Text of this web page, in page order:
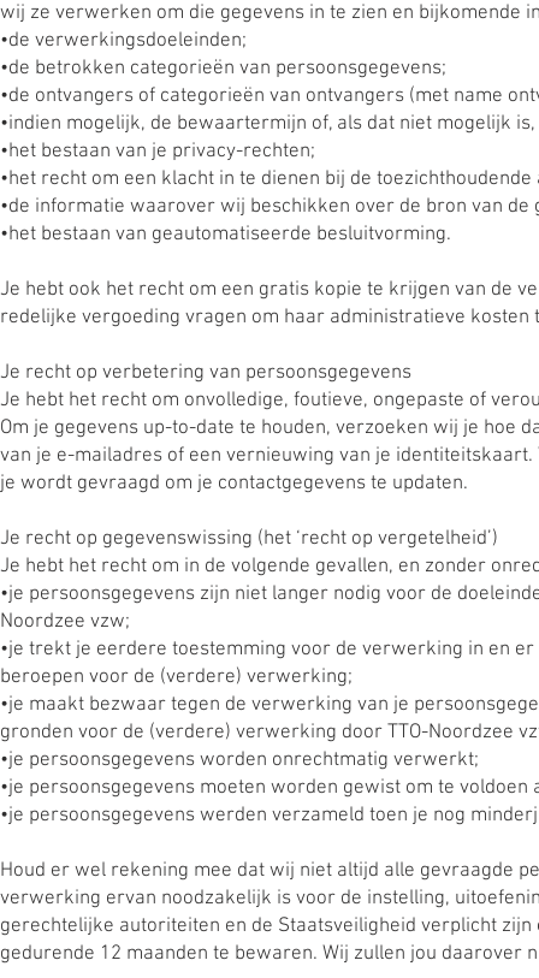
wij ze verwerken om die gegevens in te zien en bijkomende
•de verwerkingsdoeleinden;
•de betrokken categorieën van persoonsgegevens;
•de ontvangers of categorieën van ontvangers (met name
•indien mogelijk, de bewaartermijn of, als dat niet mogelijk
•het bestaan van je privacy-rechten;
•het recht om een klacht in te dienen bij de
•de informatie waarover wij beschikken over de bron van
•het bestaan van geautomatiseerde besluitvorming.
Je hebt ook het recht om een gratis kopie te krijgen van de
redelijke vergoeding vragen om haar administratieve
Je recht op verbetering van persoonsgegevens
Je hebt het recht om onvolledige, foutieve, ongepaste of
Om je gegevens up-to-date te houden, verzoeken wij je hoe
van je e-mailadres of een vernieuwing van je
je wordt gevraagd om je contactgegevens te updaten.
Je recht op gegevenswissing (het ‘recht op vergetelheid’)
Je hebt het recht om in de volgende gevallen, en zonder
•je persoonsgegevens zijn niet langer nodig voor de
Noordzee vzw;
•je trekt je eerdere toestemming voor de verwerking in en
beroepen voor de (verdere) verwerking;
•je maakt bezwaar tegen de verwerking van je
gronden voor de (verdere) verwerking door TTO-Noordzee
•je persoonsgegevens worden onrechtmatig verwerkt;
•je persoonsgegevens moeten worden gewist om te
•je persoonsgegevens werden verzameld toen je nog
Houd er wel rekening mee dat wij niet altijd alle gevraagde
verwerking ervan noodzakelijk is voor de instelling,
gerechtelijke autoriteiten en de Staatsveiligheid verplicht
gedurende 12 maanden te bewaren. Wij zullen jou